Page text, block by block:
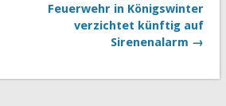
Feuerwehr in Königswinter
verzichtet künftig auf
Sirenenalarm →